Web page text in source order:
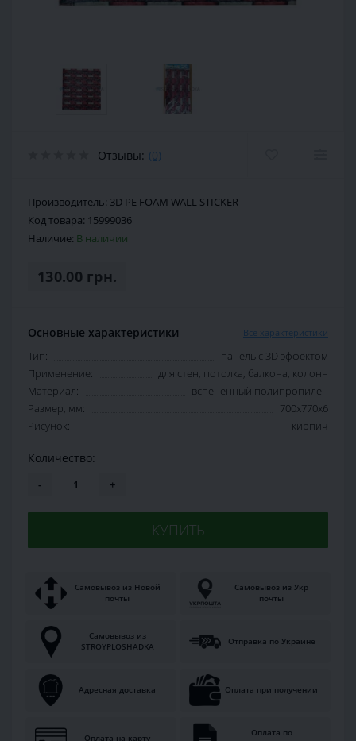
Отзывы: (0)
Производитель: 3D PE FOAM WALL STICKER
Код товара: 15999036
Наличие: В наличии
130.00 грн.
Основные характеристики Все характеристики
Тип:
панель с 3D эффектом
Применение:
для стен, потолка, балкона, колонн
Материал:
вспененный полипропилен
Размер, мм:
700х770х6
Рисунок:
кирпич
Количество:
- +
КУПИТЬ
Самовывоз из Новой
почты
Самовывоз из Укр
почты
Самовывоз из
STROYPLOSHADKA
Отправка по Украине
Адресная доставка Оплата при получении
Оплата на карту
Оплата по